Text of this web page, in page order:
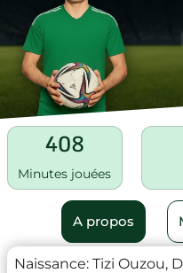
408
Minutes jouées
A propos
Naissance: Tizi Ouzou,